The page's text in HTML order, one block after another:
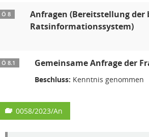
Ö 8
Anfragen (Bereitstellung der
Ratsinformationssystem)
Ö 8.1 Gemeinsame Anfrage der
Beschluss: Kenntnis genommen
0058/2023/An